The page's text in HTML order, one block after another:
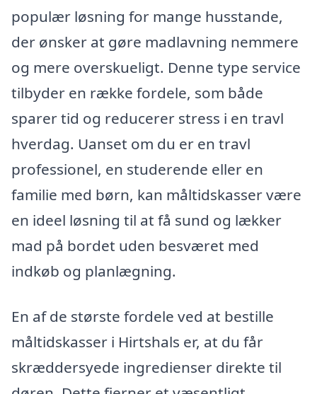
populær løsning for mange husstande,
der ønsker at gøre madlavning nemmere
og mere overskueligt. Denne type service
tilbyder en række fordele, som både
sparer tid og reducerer stress i en travl
hverdag. Uanset om du er en travl
professionel, en studerende eller en
familie med børn, kan måltidskasser være
en ideel løsning til at få sund og lækker
mad på bordet uden besværet med
indkøb og planlægning.
En af de største fordele ved at bestille
måltidskasser i Hirtshals er, at du får
skræddersyede ingredienser direkte til